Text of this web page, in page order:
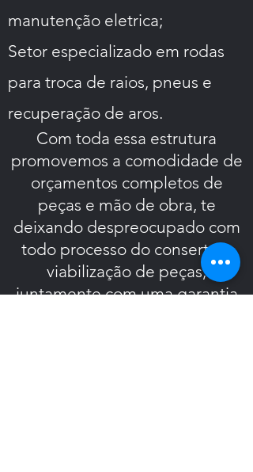
manutenção eletrica;
Setor especializado em rodas
para troca de raios, pneus e
recuperação de aros.
Com toda essa estrutura
promovemos a comodidade de
orçamentos completos de
peças e mão de obra, te
deixando despreocupado com
todo processo do conserto e
viabilização de peças,
juntamente com uma garantia